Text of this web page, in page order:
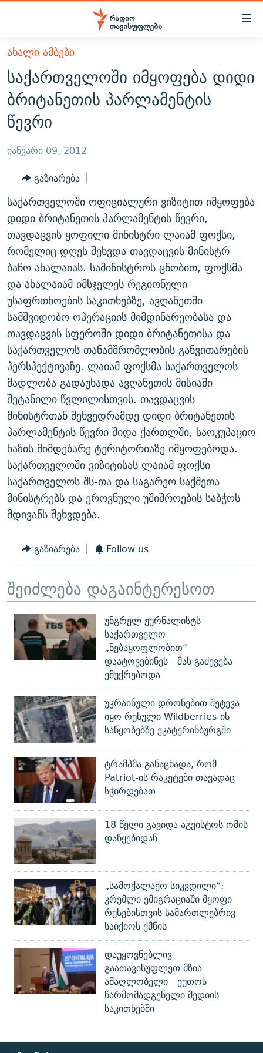
Accessibility
მთავარ
შინაარსზე
დაბრუნება
მთავარ
ნავიგაციაზე
დაბრუნება
ძიებაზე
ᲐᲮᲐᲚᲘ ᲐᲛᲑᲔᲑᲘ
ᲗᲔᲛᲔᲑᲘ
ᲞᲝᲚᲘᲢᲘᲙᲐ
ᲔᲙᲝᲜᲝᲛᲘᲙᲐ
ᲡᲐᲖᲝᲒᲐᲓᲝᲔᲑᲐ
ᲕᲘᲓᲔᲝ
ᲑᲚᲝᲒᲔᲑᲘ
ᲞᲝᲓᲙᲐᲡᲢᲔᲑᲘ
60 ᲓᲔᲪᲘᲑᲔᲚᲘ
ᲒᲐᲜᲙᲘᲗᲮᲕᲘᲡ ᲓᲦᲔ
ᲓᲘᲚᲘᲡ ᲡᲐᲣᲑᲠᲔᲑᲘ
ᲛᲝᲚᲐᲞᲐᲠᲐᲙᲔ ᲢᲔᲥᲡᲢᲔᲑᲘ
ᲨᲘᲜ - ᲣᲪᲮᲝᲔᲗᲨᲘ
ᲚᲘᲢᲔᲠᲐᲢᲣᲠᲣᲚᲘ ᲬᲐᲮᲜᲐᲒᲔᲑᲘ
ᲐᲛᲔᲠᲘᲙᲣᲚᲘ ᲛᲝᲗᲮᲠᲝᲑᲐ
ᲘᲛᲞᲔᲠᲘᲐ ᲓᲐ ᲠᲐᲓᲘᲝ
ᲤᲔᲜᲝᲕᲐᲜᲘ - 2.10
ᲗᲥᲕᲔᲜᲘ ᲞᲣᲑᲚᲘᲙᲐᲪᲘᲔᲑᲘ
ᲞᲠᲝᲔᲥᲢᲔᲑᲘ
ᲣᲙᲠᲐᲘᲜᲐᲨᲘ ᲓᲐᲦᲣᲞᲣᲚᲘ ᲥᲐᲠᲗᲕᲔᲚᲘ ᲛᲔᲑᲠᲫᲝᲚᲔᲑᲘ - 2022
ᲓᲐᲛᲝᲣᲙᲘᲓᲔᲑᲚᲝᲑᲘᲡ 100 ᲬᲔᲚᲘ
ᲩᲔᲛᲘ ᲡᲘᲙᲕᲓᲘᲚᲘᲡ ᲛᲘᲖᲔᲖᲘᲐ COVID-19
11 ᲬᲔᲚᲘ - 11 ᲐᲛᲑᲐᲕᲘ
ᲡᲐᲞᲐᲠᲚᲐᲛᲔᲜᲢᲝ ᲐᲠᲩᲔᲕᲜᲔᲑᲘᲡ ᲘᲡᲢᲝᲠᲘᲐ
ᲑᲐᲕᲨᲕᲔᲑᲘ ᲞᲠᲝᲡᲢᲘᲢᲣᲪᲘᲐᲨᲘ - ᲐᲛᲝᲣᲗᲥᲛᲔᲚᲘ ᲐᲛᲑᲐᲕᲘ
5 ᲐᲛᲑᲐᲕᲘ - 20 ᲘᲕᲜᲘᲡᲡ ᲓᲐᲨᲐᲕᲔᲑᲣᲚᲔᲑᲘ
ᲐᲒᲕᲘᲡᲢᲝᲡ ᲝᲛᲘ
ПРИВЕТ ᲙᲣᲚᲢᲣᲠᲐ
ЭХО КАВКАЗА
ᲒᲐᲛᲝᲘᲬᲔᲠᲔ
რთე/რთ-ის ყველა საიტი
ᲐᲮᲐᲚᲘ ᲐᲛᲑᲔᲑᲘ
საქართველოში იმყოფება დიდი
ბრიტანეთის პარლამენტის
წევრი
იანვარი 09, 2012
გაზიარება
საქართველოში ოფიციალური ვიზიტით იმყოფება
დიდი ბრიტანეთის პარლამენტის წევრი,
თავდაცვის ყოფილი მინისტრი ლაიამ ფოქსი,
რომელიც დღეს შეხვდა თავდაცვის მინისტრ
ბაჩო ახალაიას. სამინისტროს ცნობით, ფოქსმა
და ახალაიამ იმსჯელეს რეგიონული
უსაფრთხოების საკითხებზე, ავღანეთში
სამშვიდობო ოპერაციის მიმდინარეობასა და
თავდაცვის სფეროში დიდი ბრიტანეთისა და
საქართველოს თანამშრომლობის განვითარების
პერსპექტივაზე. ლაიამ ფოქსმა საქართველოს
მადლობა გადაუხადა ავღანეთის მისიაში
შეტანილი წვლილისთვის. თავდაცვის
მინისტრთან შეხვედრამდე დიდი ბრიტანეთის
პარლამენტის წევრი შიდა ქართლში, საოკუპაციო
ხაზის მიმდებარე ტერიტორიაზე იმყოფებოდა.
საქართველოში ვიზიტისას ლაიამ ფოქსი
საქართველოს შს-თა და საგარეო საქმეთა
მინისტრებს და ეროვნული უშიშროების საბჭოს
მდივანს შეხვდება.
გაზიარება Follow us
შეიძლება დაგაინტერესოთ
უნგრელ ჟურნალისტს
საქართველო
„ნებაყოფლობით“
დაატოვებინეს - მას გაძევება
ემუქრებოდა
უკრაინული დრონებით შეტევა
იყო რუსული Wildberries-ის
საწყობებზე ეკატერინბურგში
ტრამპმა განაცხადა, რომ
Patriot-ის რაკეტები თავადაც
სჭირდებათ
18 წელი გავიდა აგვისტოს ომის
დაწყებიდან
„სამოქალაქო სიკვდილი“:
კრემლი ემიგრაციაში მყოფი
რუსებისთვის სამართლებრივ
საიქიოს ქმნის
დაუყოვნებლივ
გაათავისუფლეთ მზია
ამაღლობელი - ეუთოს
წარმომადგენელი მედიის
საკითხებში